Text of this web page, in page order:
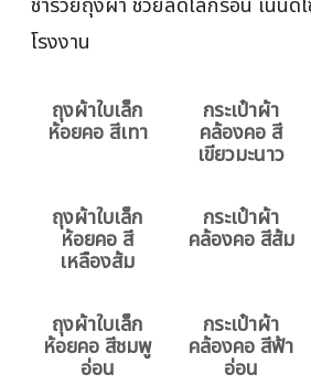
โรงงาน
ถุงผ้าใบเล็ก
ห้อยคอ สีเทา
กระเป๋าผ้า
คล้องคอ สี
เขียวมะนาว
ถุงผ้าใบเล็ก
ห้อยคอ สี
เหลืองส้ม
กระเป๋าผ้า
คล้องคอ สีส้ม
ถุงผ้าใบเล็ก
ห้อยคอ สีชมพู
อ่อน
กระเป๋าผ้า
คล้องคอ สีฟ้า
อ่อน